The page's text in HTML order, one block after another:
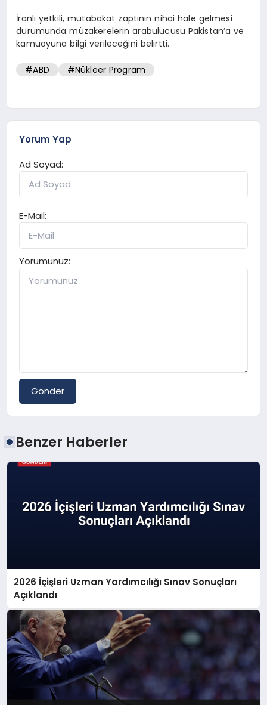
İranlı yetkili, mutabakat zaptının nihai hale gelmesi
durumunda müzakerelerin arabulucusu Pakistan’a ve
kamuoyuna bilgi verileceğini belirtti.
#ABD #Nükleer Program
Yorum Yap
Ad Soyad:
E-Mail:
Yorumunuz:
Gönder
Benzer Haberler
2026 İçişleri Uzman Yardımcılığı Sınav Sonuçları
Açıklandı